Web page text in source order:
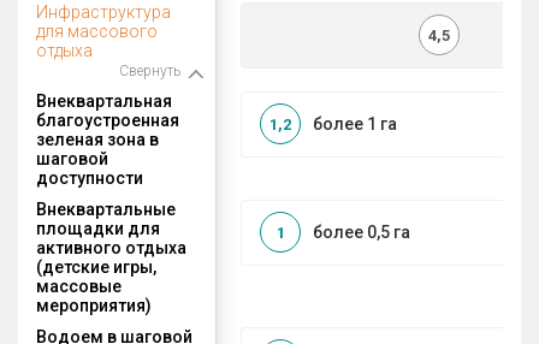
Инфраструктура
для массового
отдыха
Свернуть
4,5
Внеквартальная
благоустроенная
зеленая зона в
шаговой
доступности
более 1 га
1,2
Внеквартальные
площадки для
активного отдыха
(детские игры,
массовые
мероприятия)
более 0,5 га
1
Водоем в шаговой